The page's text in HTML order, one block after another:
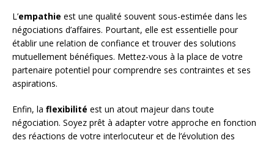
L’empathie est une qualité souvent sous-estimée dans les
négociations d’affaires. Pourtant, elle est essentielle pour
établir une relation de confiance et trouver des solutions
mutuellement bénéfiques. Mettez-vous à la place de votre
partenaire potentiel pour comprendre ses contraintes et ses
aspirations.
Enfin, la flexibilité est un atout majeur dans toute
négociation. Soyez prêt à adapter votre approche en fonction
des réactions de votre interlocuteur et de l’évolution des